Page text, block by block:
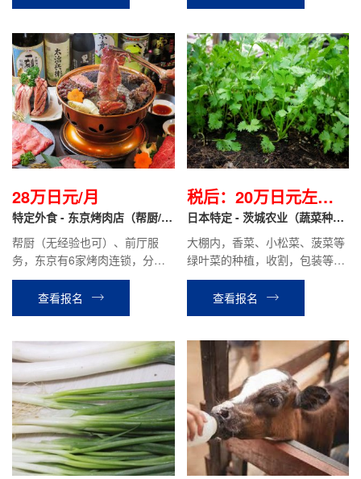
28万日元/月
特定外食 - 东京烤肉店（帮厨/前
厅服务）
帮厨（无经验也可）、前厅服
务，东京有6家烤肉连锁，分布
于新宿，池袋等车站附近，生意
非常好，老板是中国人，沟通无
障碍。
查看报名
税后：20万日元左右/
月
日本特定 - 茨城农业（蔬菜种
植）
大棚内，香菜、小松菜、菠菜等
绿叶菜的种植，收割，包装等作
业。
查看报名